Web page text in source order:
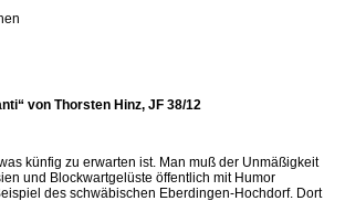
von Thorsten Hinz, JF 38/12
künfig zu erwarten ist. Man muß der Unmäßigkeit
und Blockwartgelüste öffentlich mit Humor
des schwäbischen Eberdingen-Hochdorf. Dort